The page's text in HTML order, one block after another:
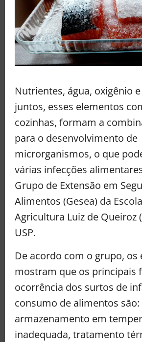
Nutrientes, água, oxigênio
juntos, esses elementos
cozinhas, formam a
para o desenvolvimento de
microrganismos, o que
várias infecções
Grupo de Extensão em
Alimentos (Gesea) da
Agricultura Luiz de Queiroz
USP.
De acordo com o grupo, os
mostram que os principais
ocorrência dos surtos de
consumo de alimentos são:
armazenamento em
inadequada, tratamento